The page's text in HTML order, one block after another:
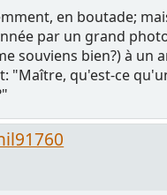
en boutade;
par un grand
souviens bien?) à un
"Maître, qu'est-ce